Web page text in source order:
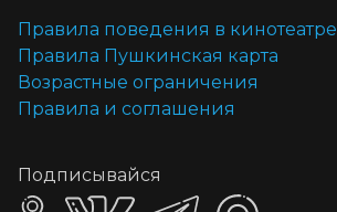
Правила поведения в кинотеатре
Правила Пушкинская карта
Возрастные ограничения
Правила и соглашения
Подписывайся